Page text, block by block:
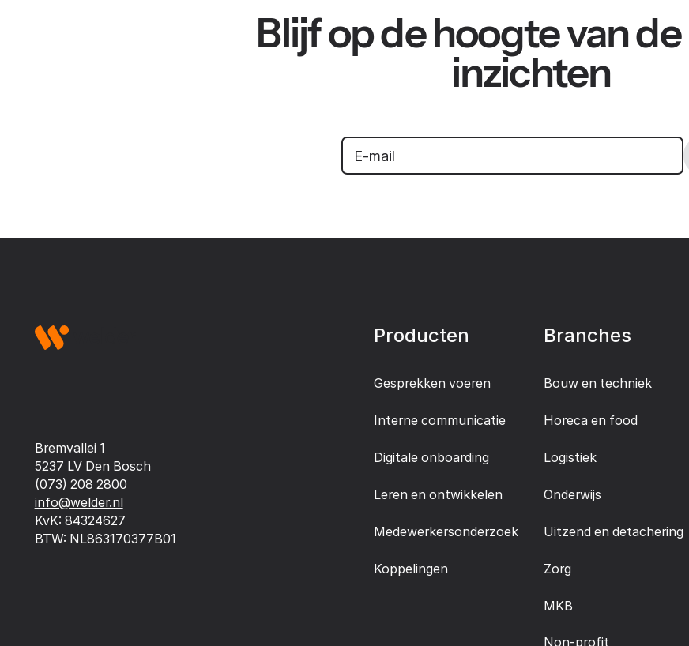
Blijf op de hoogte van
inzichten
Bremvallei 1
5237 LV Den Bosch
(073) 208 2800
info@welder.nl
KvK: 84324627
BTW: NL863170377B01
Producten
Gesprekken voeren
Interne communicatie
Digitale onboarding
Leren en ontwikkelen
Medewerkersonderzoek
Koppelingen
Branches
Bouw en techniek
Horeca en food
Logistiek
Onderwijs
Uitzend en detachering
Zorg
MKB
Non-profit